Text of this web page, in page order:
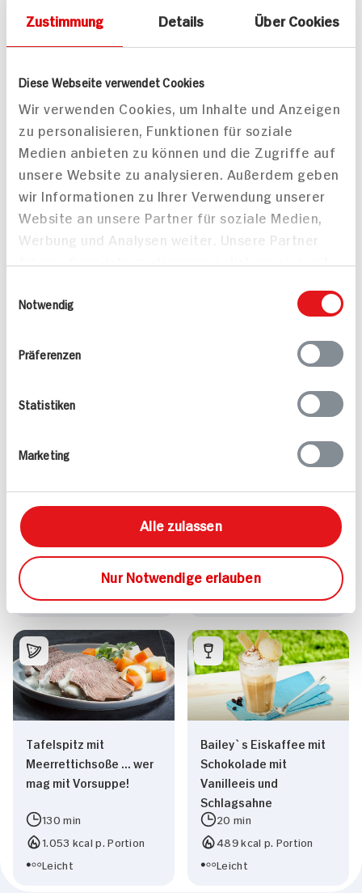
Zustimmung Details Über Cookies
Diese Webseite verwendet Cookies
Wir verwenden Cookies, um Inhalte und Anzeigen
zu personalisieren, Funktionen für soziale
Medien anbieten zu können und die Zugriffe auf
unsere Website zu analysieren. Außerdem geben
wir Informationen zu Ihrer Verwendung unserer
Website an unsere Partner für soziale Medien,
Werbung und Analysen weiter. Unsere Partner
bereitgestellt haben oder die sie im Rahmen
Notwendig
Präferenzen
Statistiken
Marketing
Alle zulassen
Nur Notwendige erlauben
12 Stück
60 min
245 kcal p. Portion
Leicht
Vegetarisch
Personen
25 min
585 kcal p. Portion
Mittel
Vegetarisch
Vanillesauce Süße
Hauptspeise
522 kcal p. Portion
Mandarinen-Cupcakes
12 Stück
60 min
245 kcal p. Portion
Tafelspitz mit
Meerrettichsoße ... wer
mag mit Vorsuppe!
130 min
1.053 kcal p. Portion
Leicht
Bailey`s Eiskaffee mit
Schokolade mit
Vanilleeis und
Schlagsahne
20 min
489 kcal p. Portion
Leicht